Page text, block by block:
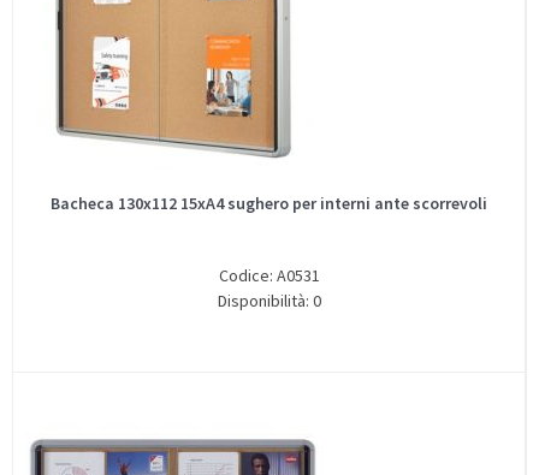
Bacheca 130x112 15xA4 sughero per interni ante scorrevoli
Codice: A0531
Disponibilità: 0